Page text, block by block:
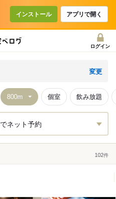
インストール アプリで開く
ログイン
変更
個室 飲み放題
でネット予約
102件